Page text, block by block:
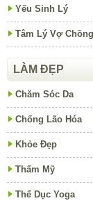
Yếu Sinh Lý
Tâm Lý Vợ Chồng
LÀM ĐẸP
Chăm Sóc Da
Chống Lão Hóa
Khỏe Đẹp
Thẩm Mỹ
Thể Dục Yoga